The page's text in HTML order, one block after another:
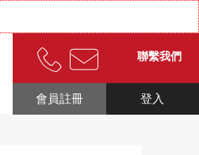
聯繫我們
登入
會員註冊